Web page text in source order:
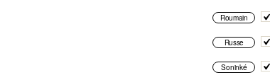
Roumain
Russe
Soninké